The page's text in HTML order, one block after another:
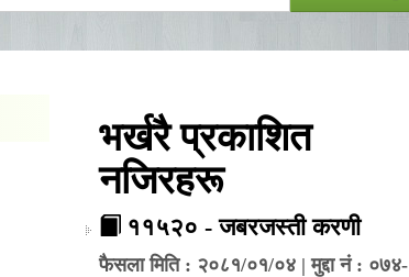
भर्खरै प्रकाशित
नजिरहरू
११५२० - जबरजस्ती करणी
फैसला मिति : २०८१/०१/०४ | मुद्दा नं : ०७४-